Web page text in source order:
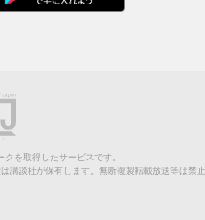
を取得したサービスです。
講談社が保有します。無断複製転載放送等は禁止